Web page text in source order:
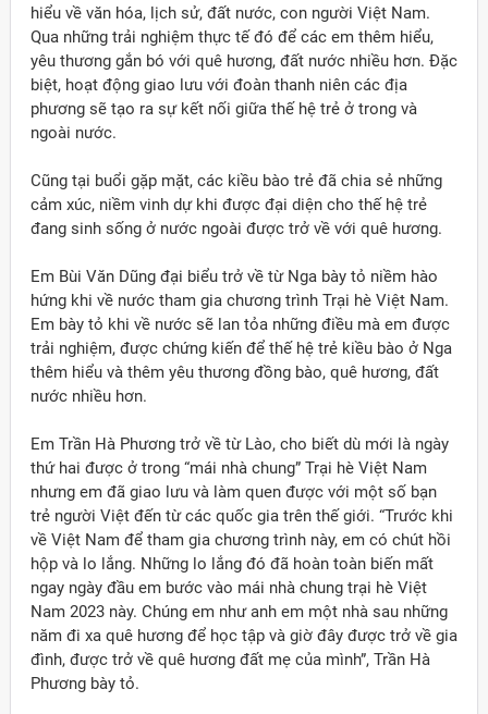
hiểu về văn hóa, lịch sử, đất nước, con người Việt Nam.
Qua những trải nghiệm thực tế đó để các em thêm hiểu,
yêu thương gắn bó với quê hương, đất nước nhiều hơn. Đặc
biệt, hoạt động giao lưu với đoàn thanh niên các địa
phương sẽ tạo ra sự kết nối giữa thế hệ trẻ ở trong và
ngoài nước.
Cũng tại buổi gặp mặt, các kiều bào trẻ đã chia sẻ những
cảm xúc, niềm vinh dự khi được đại diện cho thế hệ trẻ
đang sinh sống ở nước ngoài được trở về với quê hương.
Em Bùi Văn Dũng đại biểu trở về từ Nga bày tỏ niềm hào
hứng khi về nước tham gia chương trình Trại hè Việt Nam.
Em bày tỏ khi về nước sẽ lan tỏa những điều mà em được
trải nghiệm, được chứng kiến để thế hệ trẻ kiều bào ở Nga
thêm hiểu và thêm yêu thương đồng bào, quê hương, đất
nước nhiều hơn.
Em Trần Hà Phương trở về từ Lào, cho biết dù mới là ngày
thứ hai được ở trong “mái nhà chung” Trại hè Việt Nam
nhưng em đã giao lưu và làm quen được với một số bạn
trẻ người Việt đến từ các quốc gia trên thế giới. “Trước khi
về Việt Nam để tham gia chương trình này, em có chút hồi
hộp và lo lắng. Những lo lắng đó đã hoàn toàn biến mất
ngay ngày đầu em bước vào mái nhà chung trại hè Việt
Nam 2023 này. Chúng em như anh em một nhà sau những
năm đi xa quê hương để học tập và giờ đây được trở về gia
đình, được trở về quê hương đất mẹ của mình”, Trần Hà
Phương bày tỏ.